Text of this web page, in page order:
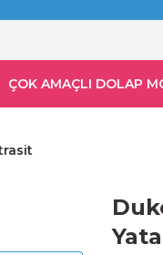
ÇOK AMAÇLI DOLAP